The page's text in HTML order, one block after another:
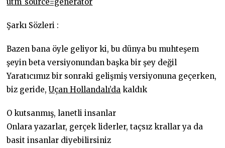
Şarkı Sözleri :
Bazen bana öyle geliyor ki, bu dünya bu muhteşem
şeyin beta versiyonundan başka bir şey değil
Yaratıcımız bir sonraki gelişmiş versiyonuna geçerken,
biz geride,Uçan Hollandalı’da kaldık
O kutsanmış, lanetli insanlar
Onlara yazarlar, gerçek liderler, taçsız krallar ya da
basit insanlar diyebilirsiniz